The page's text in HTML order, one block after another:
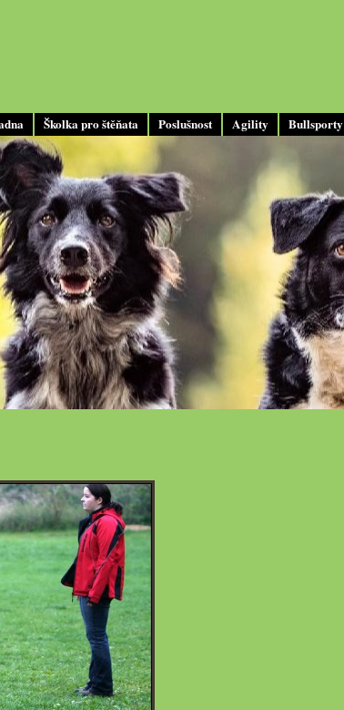
Školka pro štěňata Poslušnost Agility Bullsporty